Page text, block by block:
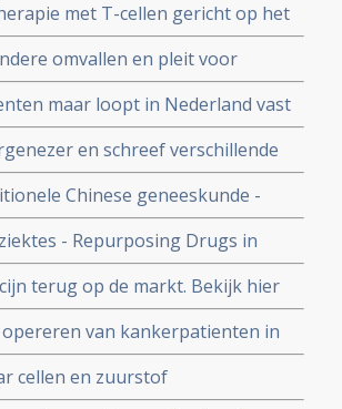
met T-cellen gericht op het
zou kunnen worden.
omvallen en pleit voor
diabetes en ook kanker te
maar loopt in Nederland vast
wetenschappers
en schreef verschillende
in de gevangenis terecht. Hier
Chinese geneeskunde -
Statistical Classification of
- Repurposing Drugs in
uit onderzoek van het
terug op de markt. Bekijk hier
Neefjes
van kankerpatienten in
lopen onnodig
cellen en zuurstof